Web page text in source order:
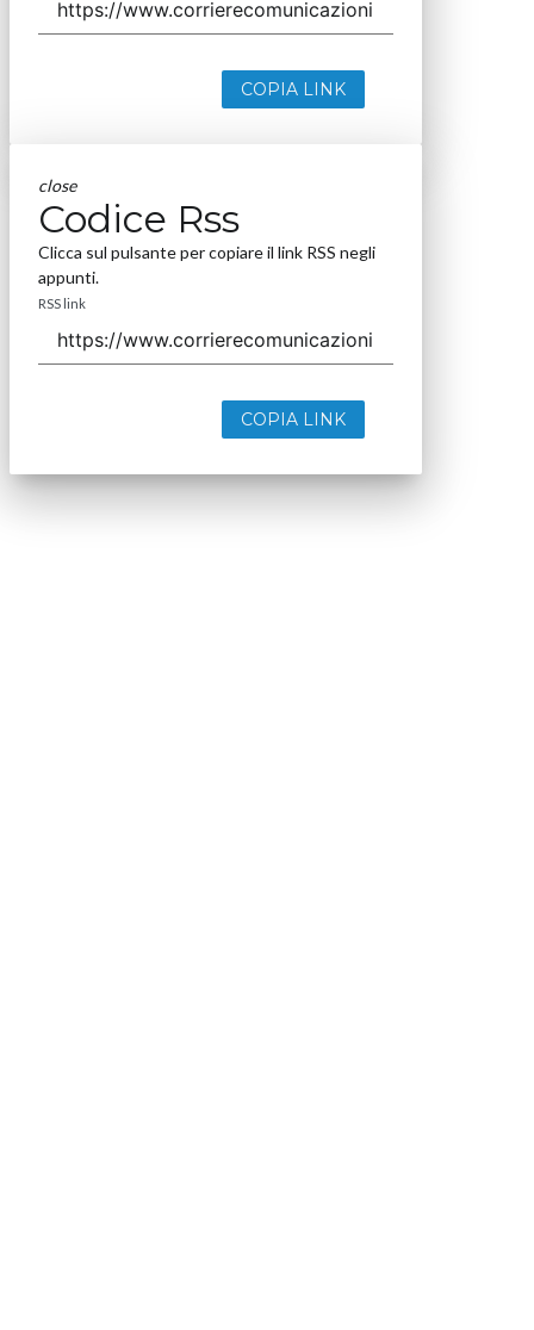
COPIA LINK
close
Codice Rss
Clicca sul pulsante per copiare il link RSS negli
appunti.
RSS link
COPIA LINK